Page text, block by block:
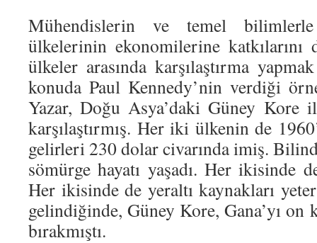
Mühendislerin ve temel bilimlerle
ülkelerinin ekonomilerine
ülkeler arasında karşılaştırma
konuda Paul Kennedy’nin verdiği
Yazar, Doğu Asya’daki Güney Kore
karşılaştırmış. Her iki ülkenin de
gelirleri 230 dolar civarında imiş.
sömürge hayatı yaşadı. Her ikisinde
Her ikisinde de yeraltı kaynakları
gelindiğinde, Güney Kore, Gana’yı
bırakmıştı.